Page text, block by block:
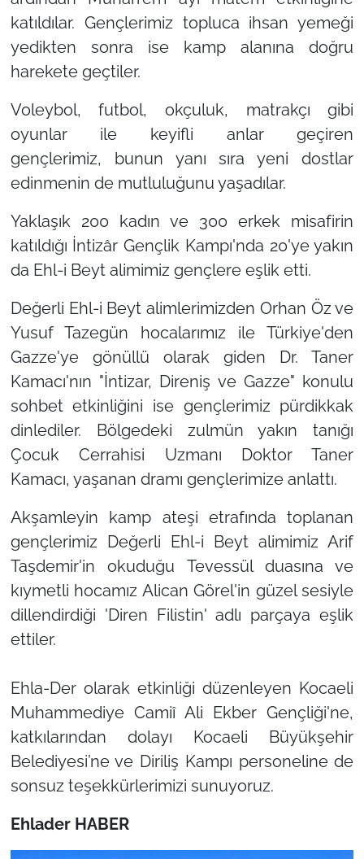
katıldılar. Gençlerimiz topluca ihsan yemeği
yedikten sonra ise kamp alanına doğru
harekete geçtiler.
Voleybol, futbol, okçuluk, matrakçı gibi
oyunlar ile keyifli anlar geçiren
gençlerimiz, bunun yanı sıra yeni dostlar
edinmenin de mutluluğunu yaşadılar.
Yaklaşık 200 kadın ve 300 erkek misafirin
katıldığı İntizâr Gençlik Kampı'nda 20'ye yakın
da Ehl-i Beyt alimimiz gençlere eşlik etti.
Değerli Ehl-i Beyt alimlerimizden Orhan Öz ve
Yusuf Tazegün hocalarımız ile Türkiye'den
Gazze'ye gönüllü olarak giden Dr. Taner
Kamacı'nın "İntizar, Direniş ve Gazze" konulu
sohbet etkinliğini ise gençlerimiz pürdikkak
dinlediler. Bölgedeki zulmün yakın tanığı
Çocuk Cerrahisi Uzmanı Doktor Taner
Kamacı, yaşanan dramı gençlerimize anlattı.
Akşamleyin kamp ateşi etrafında toplanan
gençlerimiz Değerli Ehl-i Beyt alimimiz Arif
Taşdemir'in okuduğu Tevessül duasına ve
kıymetli hocamız Alican Görel'in güzel sesiyle
dillendirdiği 'Diren Filistin' adlı parçaya eşlik
ettiler.
Ehla-Der olarak etkinliği düzenleyen Kocaeli
Muhammediye Camiî Ali Ekber Gençliği'ne,
katkılarından dolayı Kocaeli Büyükşehir
Belediyesi’ne ve Diriliş Kampı personeline de
sonsuz teşekkürlerimizi sunuyoruz.
Ehlader HABER